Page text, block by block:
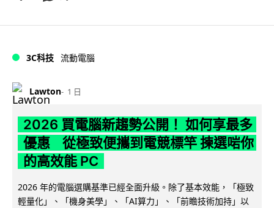
3C科技 流動電腦
Lawton 1 日
2026 買電腦新趨勢公開！ 如何享最多
優惠 從極致便攜到電競標竿 揀選啱你
的高效能 PC
2026 年的電腦選購基準已經全面升級。除了基本效能，「極致
輕量化」、「機身美學」、「AI算力」、「前瞻技術加持」以